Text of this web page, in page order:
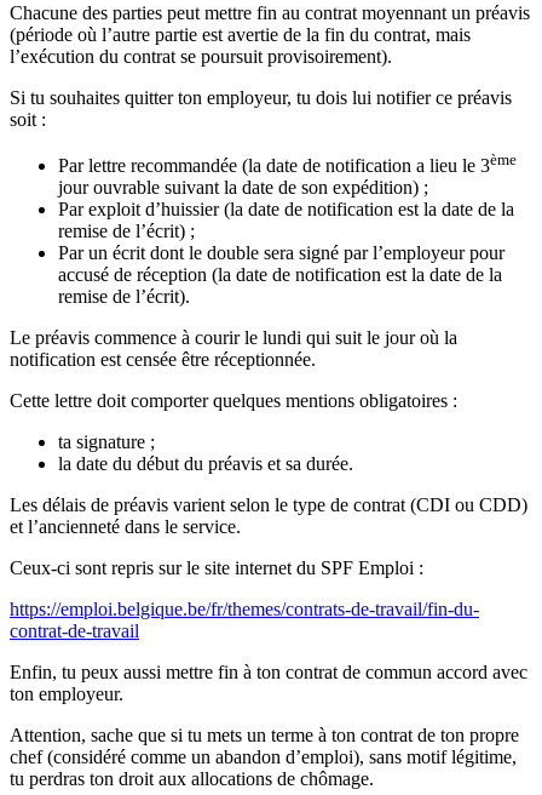
Chacune des parties peut mettre fin au contrat moyennant un préavis
(période où l’autre partie est avertie de la fin du contrat, mais
l’exécution du contrat se poursuit provisoirement).
Si tu souhaites quitter ton employeur, tu dois lui notifier ce préavis
soit :
Par lettre recommandée (la date de notification a lieu le 3ème
jour ouvrable suivant la date de son expédition) ;
Par exploit d’huissier (la date de notification est la date de la
remise de l’écrit) ;
Par un écrit dont le double sera signé par l’employeur pour
accusé de réception (la date de notification est la date de la
remise de l’écrit).
Le préavis commence à courir le lundi qui suit le jour où la
notification est censée être réceptionnée.
Cette lettre doit comporter quelques mentions obligatoires :
ta signature ;
la date du début du préavis et sa durée.
Les délais de préavis varient selon le type de contrat (CDI ou CDD)
et l’ancienneté dans le service.
Ceux-ci sont repris sur le site internet du SPF Emploi :
https://emploi.belgique.be/fr/themes/contrats-de-travail/fin-du-
contrat-de-travail
Enfin, tu peux aussi mettre fin à ton contrat de commun accord avec
ton employeur.
Attention, sache que si tu mets un terme à ton contrat de ton propre
chef (considéré comme un abandon d’emploi), sans motif légitime,
tu perdras ton droit aux allocations de chômage.